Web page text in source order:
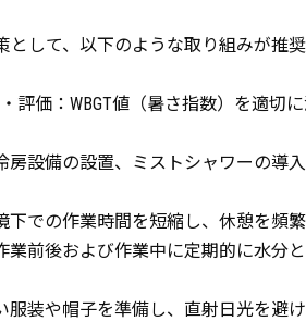
して、以下のような取り組みが推奨
評価：WBGT値（暑さ指数）を適切
設備の設置、ミストシャワーの導
での作業時間を短縮し、休憩を頻繁
前後および作業中に定期的に水分
装や帽子を準備し、直射日光を避け